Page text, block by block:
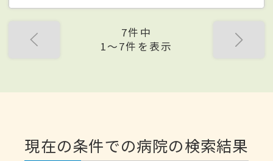
7件中
1〜7件を表示
現在の条件での病院の検索結果